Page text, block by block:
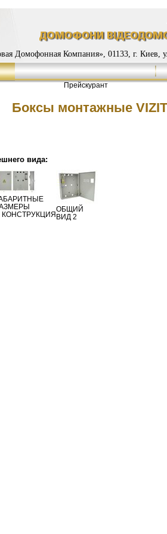
Домофонная Компания», 01133, г. Киев,
Прейскурант
Боксы монтажные VIZIT
вида:
КОНСТРУКЦИЯ
ОБЩИЙ
ВИД 2